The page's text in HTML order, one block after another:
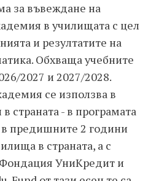
за въвеждане на
в училищата с цел
и резултатите на
Обхваща учебните
2027 и 2027/2028.
се използва в
страната - в програмата
предишните 2 години
в страната, а с
УниКредит и